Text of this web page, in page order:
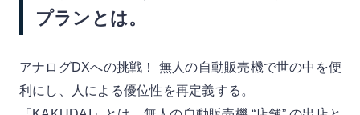
プランとは。
アナログDXへの挑戦！ 無人の自動販売機で世の中を便
利にし、人による優位性を再定義する。